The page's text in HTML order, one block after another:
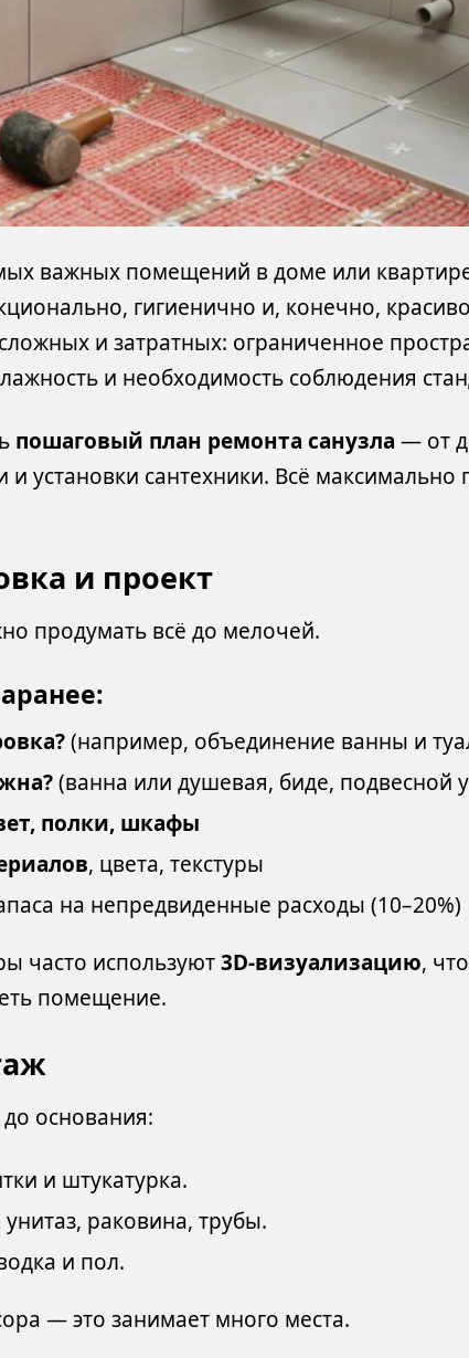
важных помещений в доме или
гигиенично и, конечно,
и затратных: ограниченное
и необходимость соблюдения
пошаговый план ремонта санузла — от
и установки сантехники. Всё
и проект
продумать всё до мелочей.
(например, объединение ванны и
(ванна или душевая, биде, подвесной
полки, шкафы
, цвета, текстуры
на непредвиденные расходы (10–20%)
часто используют3D-визуализацию,
помещение.
основания:
и штукатурка.
раковина, трубы.
и пол.
— это занимает много места.